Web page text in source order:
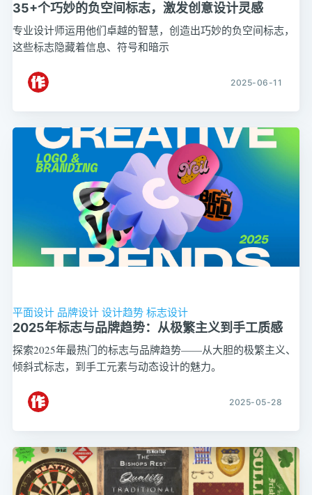
35+个巧妙的负空间标志，激发创意设计灵感
专业设计师运用他们卓越的智慧，创造出巧妙的负空间标志，
这些标志隐藏着信息、符号和暗示
2025-06-11
平面设计 品牌设计 设计趋势 标志设计
2025年标志与品牌趋势：从极繁主义到手工质感
探索2025年最热门的标志与品牌趋势——从大胆的极繁主义、
倾斜式标志，到手工元素与动态设计的魅力。
2025-05-28